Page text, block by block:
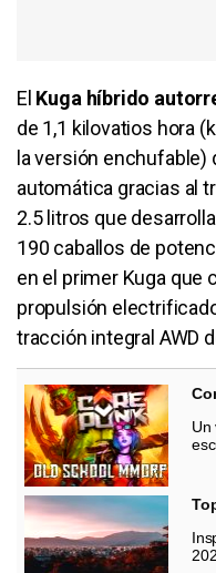
El Kuga híbrido
de 1,1 kilovatios hora
la versión enchufable)
automática gracias al
2.5 litros que
190 caballos de
en el primer Kuga que
propulsión
tracción integral AWD
Un